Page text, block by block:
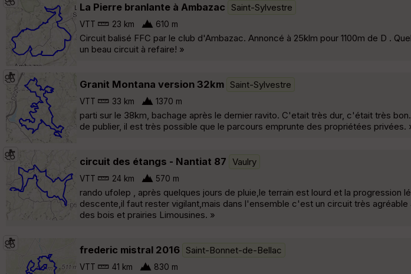
La Pierre branlante à Ambazac Saint-Sylvestre
VTT 23 km 610 m
Circuit balisé FFC par le club d'Ambazac. Annoncé à 25klm pour 1100m de D .
un beau circuit à refaire! »
Granit Montana version 32km Saint-Sylvestre
VTT 33 km 1370 m
parti sur le 38km, bachage après le dernier ravito. C'etait très dur, c'était très
de publier, il est très possible que le parcours emprunte des propriétées privées.
circuit des étangs - Nantiat 87 Vaulry
VTT 24 km 570 m
rando ufolep , après quelques jours de pluie,le terrain est lourd et la progression
descente,il faut rester vigilant,mais dans l'ensemble c'est un circuit très
des bois et prairies Limousines. »
frederic mistral 2016 Saint-Bonnet-de-Bellac
VTT 41 km 830 m